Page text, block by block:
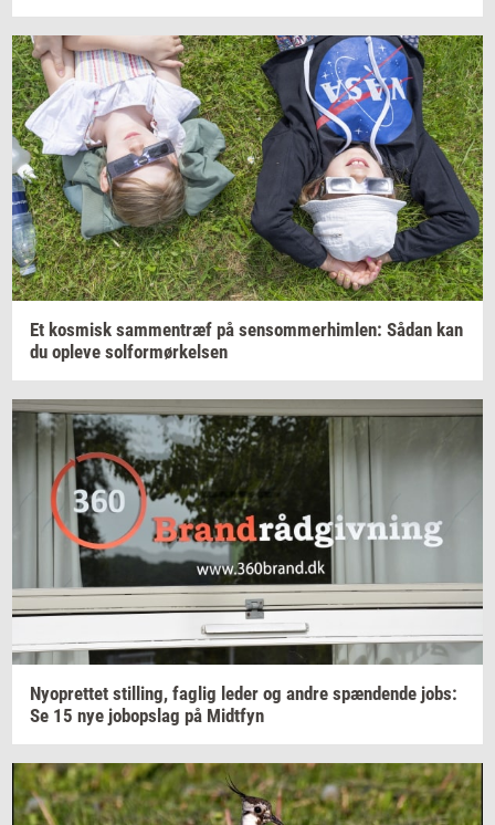
Et kos­misk sam­men­træf på sen­som­mer­him­len: Sådan kan
du op­le­ve sol­for­mør­kel­sen
Ny­op­ret­tet stil­ling, fag­lig leder og andre spæn­den­de jobs:
Se 15 nye jo­bop­slag på Midt­fyn